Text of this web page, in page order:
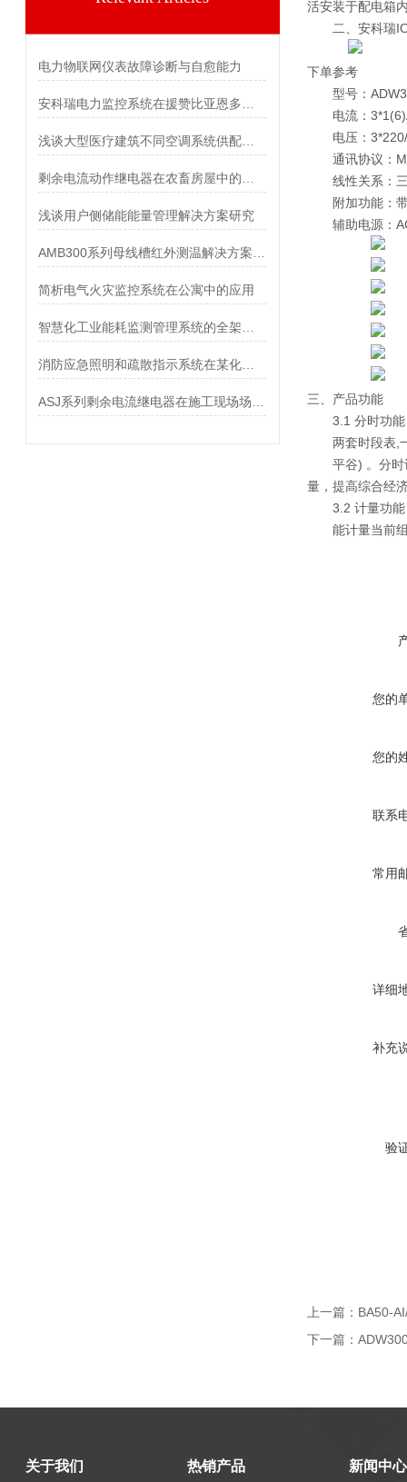
电力物联网仪表故障诊断与自愈能力
浅谈用户侧储能能量管理解决方案研究
简析电气火灾监控系统在公寓中的应用
活安装于配电箱
二、安科瑞
下单参考
型号：
电流：
电压：3*220/
通讯协议：
线性关系：三
附加功能：带
辅助电源：
三、产品功能
3.1 分时功能
两套时段表,一
平谷) 。分时计
量，提高综合经
3.2 计量功能
能计量当前组
您的
您的
联系
常用
详细
补充
验
上一篇： BA50-
下一篇：
关于我们 热销产品 新闻中心